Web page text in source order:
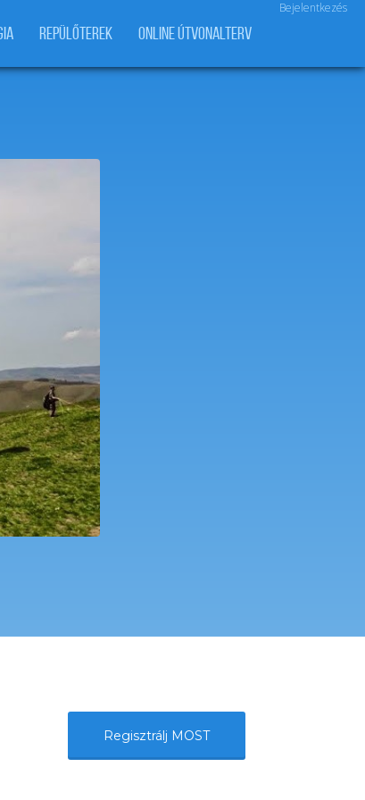
Bejelentkezés
REPÜLŐTEREK ONLINE ÚTVONALTERV
Regisztrálj MOST